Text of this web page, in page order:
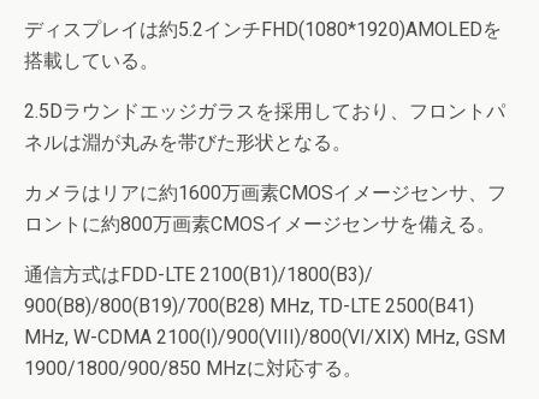
ディスプレイは約5.2インチFHD(1080*1920)AMOLEDを
搭載している。
2.5Dラウンドエッジガラスを採用しており、フロントパ
ネルは淵が丸みを帯びた形状となる。
カメラはリアに約1600万画素CMOSイメージセンサ、フ
ロントに約800万画素CMOSイメージセンサを備える。
通信方式はFDD-LTE 2100(B1)/1800(B3)/
900(B8)/800(B19)/700(B28) MHz, TD-LTE 2500(B41)
MHz, W-CDMA 2100(I)/900(VIII)/800(VI/XIX) MHz, GSM
1900/1800/900/850 MHzに対応する。